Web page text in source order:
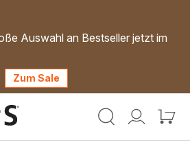
Auswahl an Bestseller jetzt im
Zum Sale
Mein
Mein